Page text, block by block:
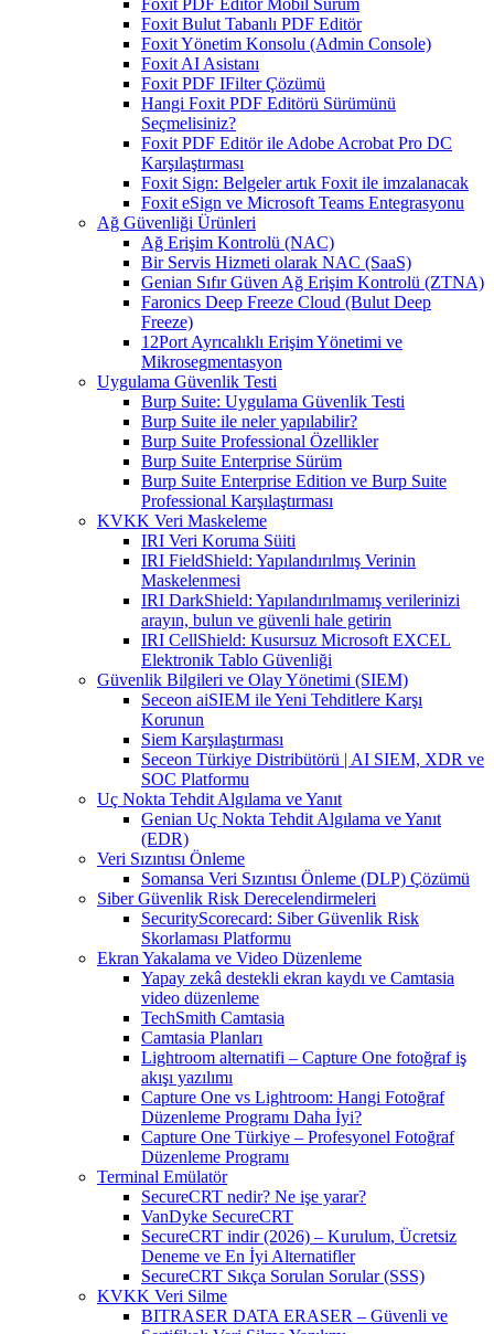
Foxit PDF Editör Mobil Sürüm
Foxit Bulut Tabanlı PDF Editör
Foxit Yönetim Konsolu (Admin Console)
Foxit AI Asistanı
Foxit PDF IFilter Çözümü
Hangi Foxit PDF Editörü Sürümünü
Seçmelisiniz?
Foxit PDF Editör ile Adobe Acrobat Pro DC
Karşılaştırması
Foxit Sign: Belgeler artık Foxit ile imzalanacak
Foxit eSign ve Microsoft Teams Entegrasyonu
Ağ Güvenliği Ürünleri
Ağ Erişim Kontrolü (NAC)
Bir Servis Hizmeti olarak NAC (SaaS)
Genian Sıfır Güven Ağ Erişim Kontrolü (ZTNA)
Faronics Deep Freeze Cloud (Bulut Deep
Freeze)
12Port Ayrıcalıklı Erişim Yönetimi ve
Mikrosegmentasyon
Uygulama Güvenlik Testi
Burp Suite: Uygulama Güvenlik Testi
Burp Suite ile neler yapılabilir?
Burp Suite Professional Özellikler
Burp Suite Enterprise Sürüm
Burp Suite Enterprise Edition ve Burp Suite
Professional Karşılaştırması
KVKK Veri Maskeleme
IRI Veri Koruma Süiti
IRI FieldShield: Yapılandırılmış Verinin
Maskelenmesi
IRI DarkShield: Yapılandırılmamış verilerinizi
arayın, bulun ve güvenli hale getirin
IRI CellShield: Kusursuz Microsoft EXCEL
Elektronik Tablo Güvenliği
Güvenlik Bilgileri ve Olay Yönetimi (SIEM)
Seceon aiSIEM ile Yeni Tehditlere Karşı
Korunun
Siem Karşılaştırması
Seceon Türkiye Distribütörü | AI SIEM, XDR ve
SOC Platformu
Uç Nokta Tehdit Algılama ve Yanıt
Genian Uç Nokta Tehdit Algılama ve Yanıt
(EDR)
Veri Sızıntısı Önleme
Somansa Veri Sızıntısı Önleme (DLP) Çözümü
Siber Güvenlik Risk Derecelendirmeleri
SecurityScorecard: Siber Güvenlik Risk
Skorlaması Platformu
Ekran Yakalama ve Video Düzenleme
Yapay zekâ destekli ekran kaydı ve Camtasia
video düzenleme
TechSmith Camtasia
Camtasia Planları
Lightroom alternatifi – Capture One fotoğraf iş
akışı yazılımı
Capture One vs Lightroom: Hangi Fotoğraf
Düzenleme Programı Daha İyi?
Capture One Türkiye – Profesyonel Fotoğraf
Düzenleme Programı
Terminal Emülatör
SecureCRT nedir? Ne işe yarar?
VanDyke SecureCRT
SecureCRT indir (2026) – Kurulum, Ücretsiz
Deneme ve En İyi Alternatifler
SecureCRT Sıkça Sorulan Sorular (SSS)
KVKK Veri Silme
BITRASER DATA ERASER – Güvenli ve